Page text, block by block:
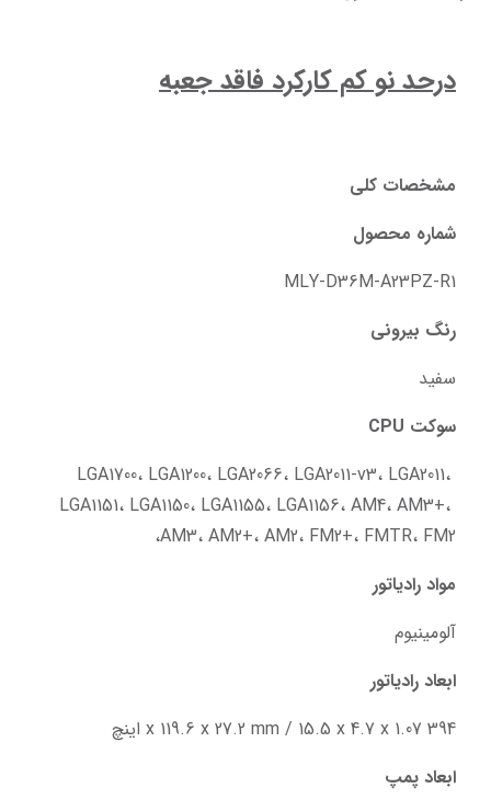
درحد نو کم کارکرد فاقد جعبه﻿
مشخصات کلی
شماره محصول
MLY-D36M-A23PZ-R1
رنگ بیرونی
سفید
سوکت CPU
LGA1700، LGA1200، LGA2066، LGA2011-v3، LGA2011،
LGA1151، LGA1150، LGA1155، LGA1156، AM4، AM3+،
AM3، AM2+، AM2، FM2+، FMTR، FM2،
مواد رادیاتور
آلومینیوم
ابعاد رادیاتور
394 x 119.6 x 27.2 mm / 15.5 x 4.7 x 1.07 اینچ
ابعاد پمپ